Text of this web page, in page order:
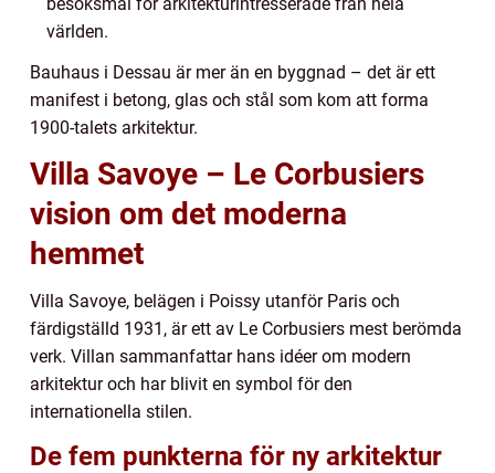
världen.
Bauhaus i Dessau är mer än en byggnad – det är ett
manifest i betong, glas och stål som kom att forma
1900-talets arkitektur.
Villa Savoye – Le Corbusiers
vision om det moderna
hemmet
Villa Savoye, belägen i Poissy utanför Paris och
färdigställd 1931, är ett av Le Corbusiers mest berömda
verk. Villan sammanfattar hans idéer om modern
arkitektur och har blivit en symbol för den
internationella stilen.
De fem punkterna för ny arkitektur